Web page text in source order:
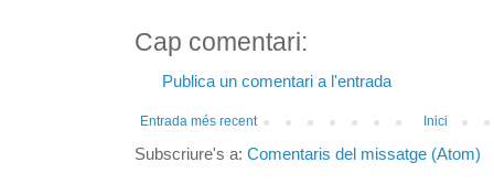
Cap comentari:
Publica un comentari a l'entrada
Entrada més recent Inici
Subscriure's a: Comentaris del missatge (Atom)